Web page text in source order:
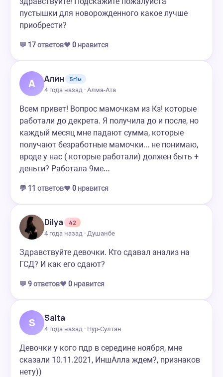
пустышки для новорожденного какое лучше
приобрести?
💬 17ответов❤️ 0 нравится
А Алин
5г1м
4 года назад · Алма-Ата
Всем привет! Вопрос мамочкам из Кз! которые
работали до декрета. Я получила до и после, но
каждый месяц мне падают сумма, которые
получают безработные мамочки... не понимаю,
вроде у нас ( которые работали) должен быть +
деньги? Работала 9ме…
💬 11 ответов❤️ 0 нравится
Dilya
42
4 года назад · Душанбе
Здравствуйте девочки. Кто сдавал анализ на
ГСД? И как его сдают?
💬 9ответов❤️ 0 нравится
S Salta
4 года назад · Нур-Султан
Девочки у кого пдр в середине ноября, мне
сказали 10.11.2021, ИншАлла ждем?, признаков
нету))